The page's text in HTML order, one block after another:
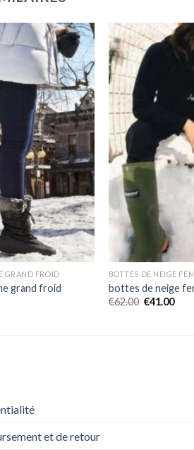
GRAND FROID
grand froid
BOTTES DE NEIGE
bottes de neige
€62.00 €41.00
et de retour